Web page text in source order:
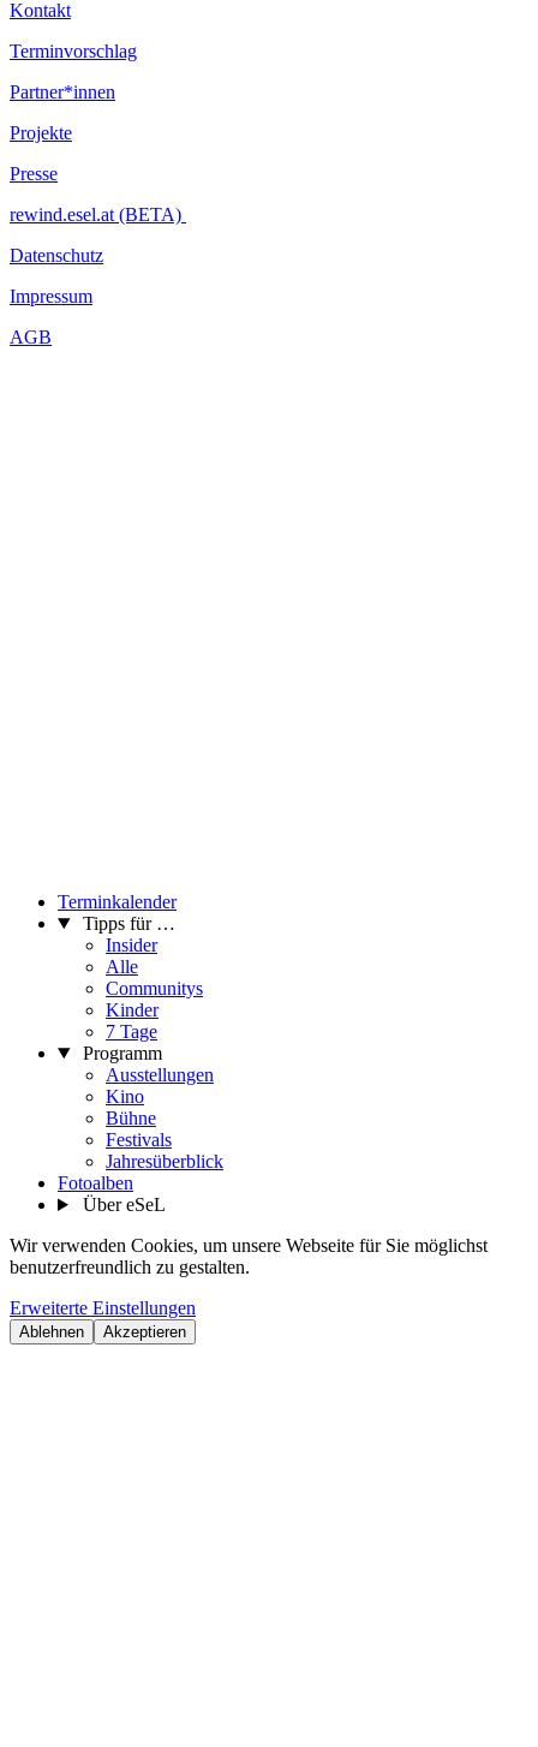
Kontakt
Terminvorschlag
Partner*innen
Projekte
Presse
rewind.esel.at (BETA)
Datenschutz
Impressum
AGB
Terminkalender
Tipps für …
Insider
Alle
Communitys
Kinder
7 Tage
Programm
Ausstellungen
Kino
Bühne
Festivals
Jahresüberblick
Fotoalben
Über eSeL
Wir verwenden Cookies, um unsere Webseite für Sie möglichst
benutzerfreundlich zu gestalten.
Erweiterte Einstellungen
Ablehnen Akzeptieren